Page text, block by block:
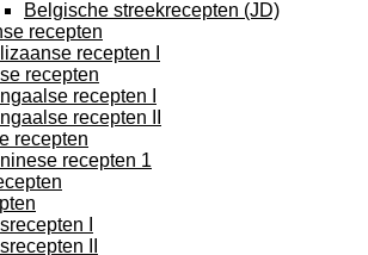
Belgische streekrecepten (JD)
recepten
recepten I
recepten
recepten I
recepten II
recepten
recepten 1
I
II